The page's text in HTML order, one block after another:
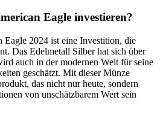
Eagle investieren?
2024 ist eine Investition, die
Das Edelmetall Silber hat sich über
auch in der modernen Welt für seine
geschätzt. Mit dieser Münze
das nicht nur heute, sondern
von unschätzbarem Wert sein